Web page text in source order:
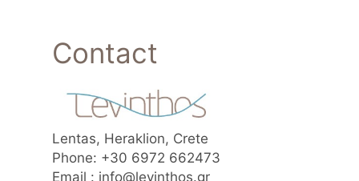
Contact
Lentas, Heraklion, Crete
Phone: +30 6972 662473
Email : info@levinthos.gr